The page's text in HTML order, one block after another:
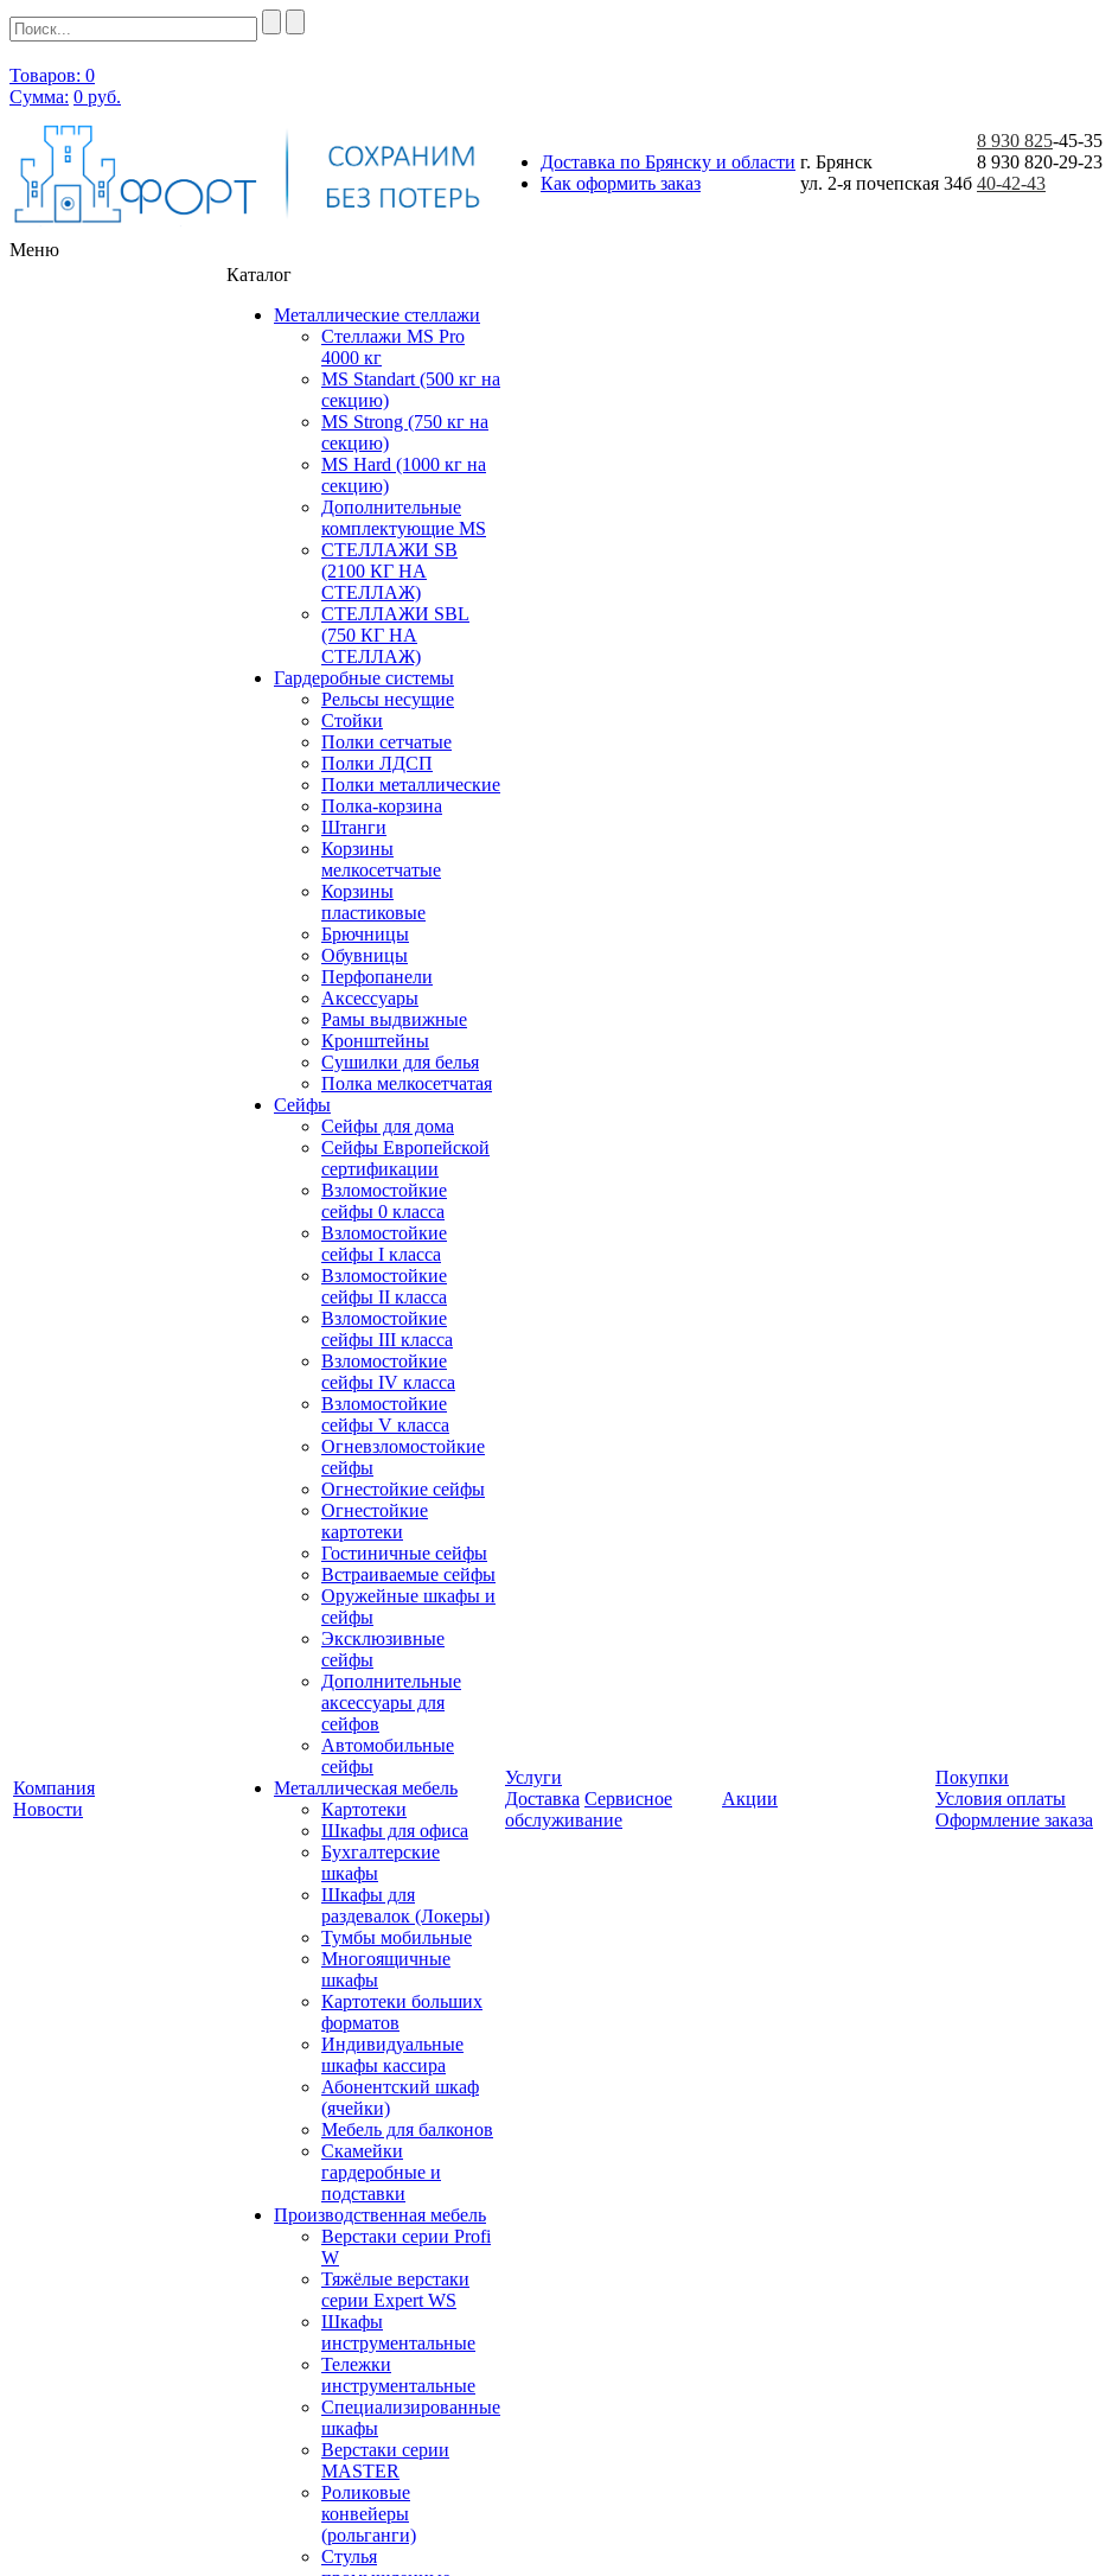
Товаров: 0
Сумма: 0 руб.
Доставка по Брянску и области
Как оформить заказ
г. Брянск
ул. 2-я почепская 34б
8 930 825-45-35
8 930 820-29-23
40-42-43
Меню
Компания
Новости
Каталог
Металлические стеллажи
Стеллажи MS Pro
4000 кг
MS Standart (500 кг на
секцию)
MS Strong (750 кг на
секцию)
MS Hard (1000 кг на
секцию)
Дополнительные
комплектующие MS
СТЕЛЛАЖИ SB
(2100 КГ НА
СТЕЛЛАЖ)
СТЕЛЛАЖИ SBL
(750 КГ НА
СТЕЛЛАЖ)
Гардеробные системы
Рельсы несущие
Стойки
Полки сетчатые
Полки ЛДСП
Полки металлические
Полка-корзина
Штанги
Корзины
мелкосетчатые
Корзины
пластиковые
Брючницы
Обувницы
Перфопанели
Аксессуары
Рамы выдвижные
Кронштейны
Сушилки для белья
Полка мелкосетчатая
Сейфы
Сейфы для дома
Сейфы Европейской
сертификации
Взломостойкие
сейфы 0 класса
Взломостойкие
сейфы I класса
Взломостойкие
сейфы II класса
Взломостойкие
сейфы III класса
Взломостойкие
сейфы IV класса
Взломостойкие
сейфы V класса
Огневзломостойкие
сейфы
Огнестойкие сейфы
Огнестойкие
картотеки
Гостиничные сейфы
Встраиваемые сейфы
Оружейные шкафы и
сейфы
Эксклюзивные
сейфы
Дополнительные
аксессуары для
сейфов
Автомобильные
сейфы
Металлическая мебель
Картотеки
Шкафы для офиса
Бухгалтерские
шкафы
Шкафы для
раздевалок (Локеры)
Тумбы мобильные
Многоящичные
шкафы
Картотеки больших
форматов
Индивидуальные
шкафы кассира
Абонентский шкаф
(ячейки)
Мебель для балконов
Скамейки
гардеробные и
подставки
Производственная мебель
Верстаки серии Profi
W
Тяжёлые верстаки
серии Expert WS
Шкафы
инструментальные
Тележки
инструментальные
Cпециализированные
шкафы
Верстаки серии
MASTER
Роликовые
конвейеры
(рольганги)
Стулья
Услуги
Доставка Сервисное
обслуживание
Акции
Покупки
Условия оплаты
Оформление заказа